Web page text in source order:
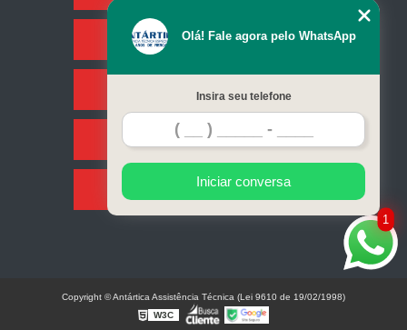
Missão
Serviços
Contato
Mapa do site
1
Olá! Fale agora pelo WhatsApp
Insira seu telefone
Iniciar conversa
Copyright © Antártica Assistência Técnica (Lei 9610 de 19/02/1998)
W3C